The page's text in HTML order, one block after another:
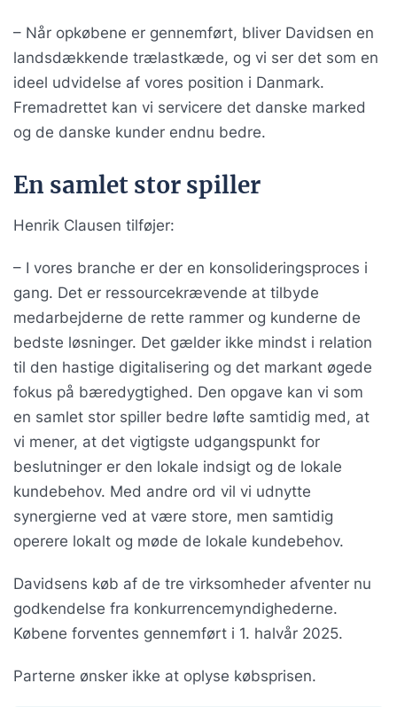
– Når opkøbene er gennemført, bliver Davidsen en
landsdækkende trælastkæde, og vi ser det som en
ideel udvidelse af vores position i Danmark.
Fremadrettet kan vi servicere det danske marked
og de danske kunder endnu bedre.
En samlet stor spiller
Henrik Clausen tilføjer:
– I vores branche er der en konsolideringsproces i
gang. Det er ressourcekrævende at tilbyde
medarbejderne de rette rammer og kunderne de
bedste løsninger. Det gælder ikke mindst i relation
til den hastige digitalisering og det markant øgede
fokus på bæredygtighed. Den opgave kan vi som
en samlet stor spiller bedre løfte samtidig med, at
vi mener, at det vigtigste udgangspunkt for
beslutninger er den lokale indsigt og de lokale
kundebehov. Med andre ord vil vi udnytte
synergierne ved at være store, men samtidig
operere lokalt og møde de lokale kundebehov.
Davidsens køb af de tre virksomheder afventer nu
godkendelse fra konkurrencemyndighederne.
Købene forventes gennemført i 1. halvår 2025.
Parterne ønsker ikke at oplyse købsprisen.